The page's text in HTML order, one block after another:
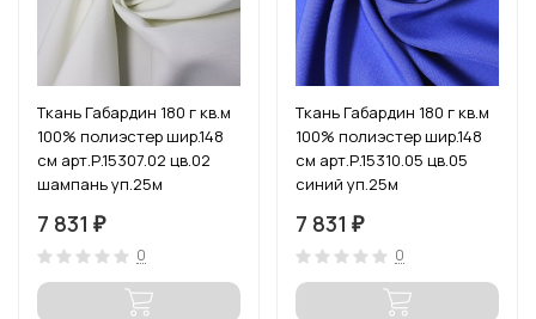
Ткань Габардин 180 г кв.м
100% полиэстер шир.148
см арт.Р.15307.02 цв.02
шампань уп.25м
7 831 ₽
0
Ткань Габардин 180 г кв.м
100% полиэстер шир.148
см арт.Р.15310.05 цв.05
синий уп.25м
7 831 ₽
0